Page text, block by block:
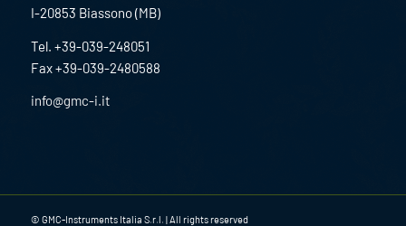
I-20853 Biassono (MB)
Tel. +39-039-248051
Fax +39-039-2480588
info@gmc-i.it
© GMC-Instruments Italia S.r.l. | All rights reserved